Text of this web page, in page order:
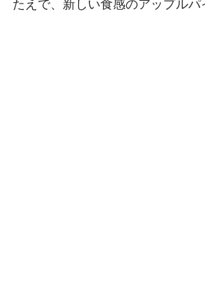
たえで、新しい食感のアップルパ